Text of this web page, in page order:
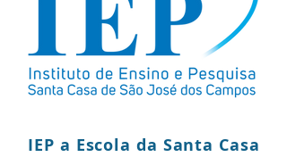
IEP a Escola da Santa Casa